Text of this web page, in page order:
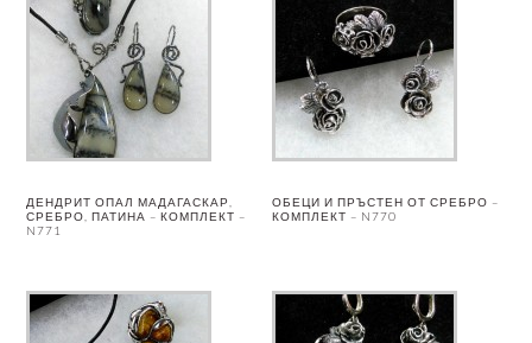
ДЕНДРИТ ОПАЛ МАДАГАСКАР,
СРЕБРО, ПАТИНА – КОМПЛЕКТ –
N771
ОБЕЦИ И ПРЪСТЕН ОТ СРЕБРО –
КОМПЛЕКТ – N770